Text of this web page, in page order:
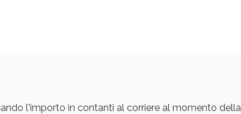
l'importo in contanti al corriere al momento della